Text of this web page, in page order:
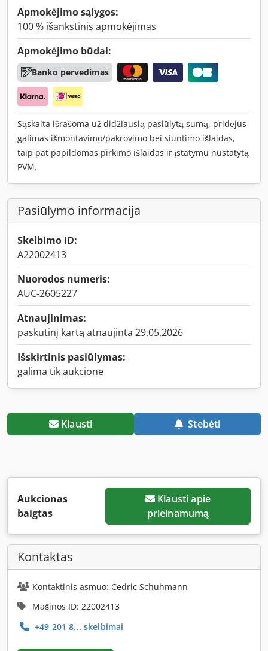
Apmokėjimo sąlygos:
100 % išankstinis apmokėjimas
Apmokėjimo būdai:
Banko pervedimas
Sąskaita išrašoma už didžiausią pasiūlytą sumą, pridėjus
galimas išmontavimo/pakrovimo bei siuntimo išlaidas,
taip pat papildomas pirkimo išlaidas ir įstatymu nustatytą
PVM.
Pasiūlymo informacija
Skelbimo ID:
A22002413
Nuorodos numeris:
AUC-2605227
Atnaujinimas:
paskutinį kartą atnaujinta 29.05.2026
Išskirtinis pasiūlymas:
galima tik aukcione
Klausti Stebėti
Aukcionas
baigtas
Klausti apie
prieinamumą
Kontaktas
Kontaktinis asmuo: Cedric Schuhmann
Mašinos ID: 22002413
+49 201 8... skelbimai